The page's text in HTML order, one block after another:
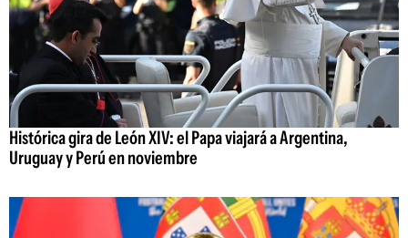
Histórica gira de León XIV: el Papa viajará a Argentina,
Uruguay y Perú en noviembre